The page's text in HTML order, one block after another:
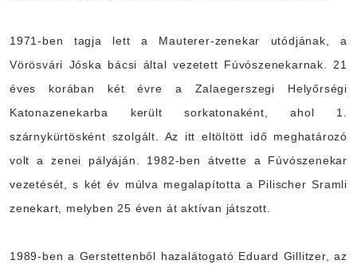
1971-ben tagja lett a Mauterer-zenekar utódjának, a
Vörösvári Jóska bácsi által vezetett Fúvószenekarnak. 21
éves korában két évre a Zalaegerszegi Helyőrségi
Katonazenekarba került sorkatonaként, ahol 1.
szárnykürtösként szolgált. Az itt eltöltött idő meghatározó
volt a zenei pályáján. 1982-ben átvette a Fúvószenekar
vezetését, s két év múlva megalapította a Pilischer Sramli
zenekart, melyben 25 éven át aktívan játszott.
1989-ben a Gerstettenből hazalátogató Eduard Gillitzer, az